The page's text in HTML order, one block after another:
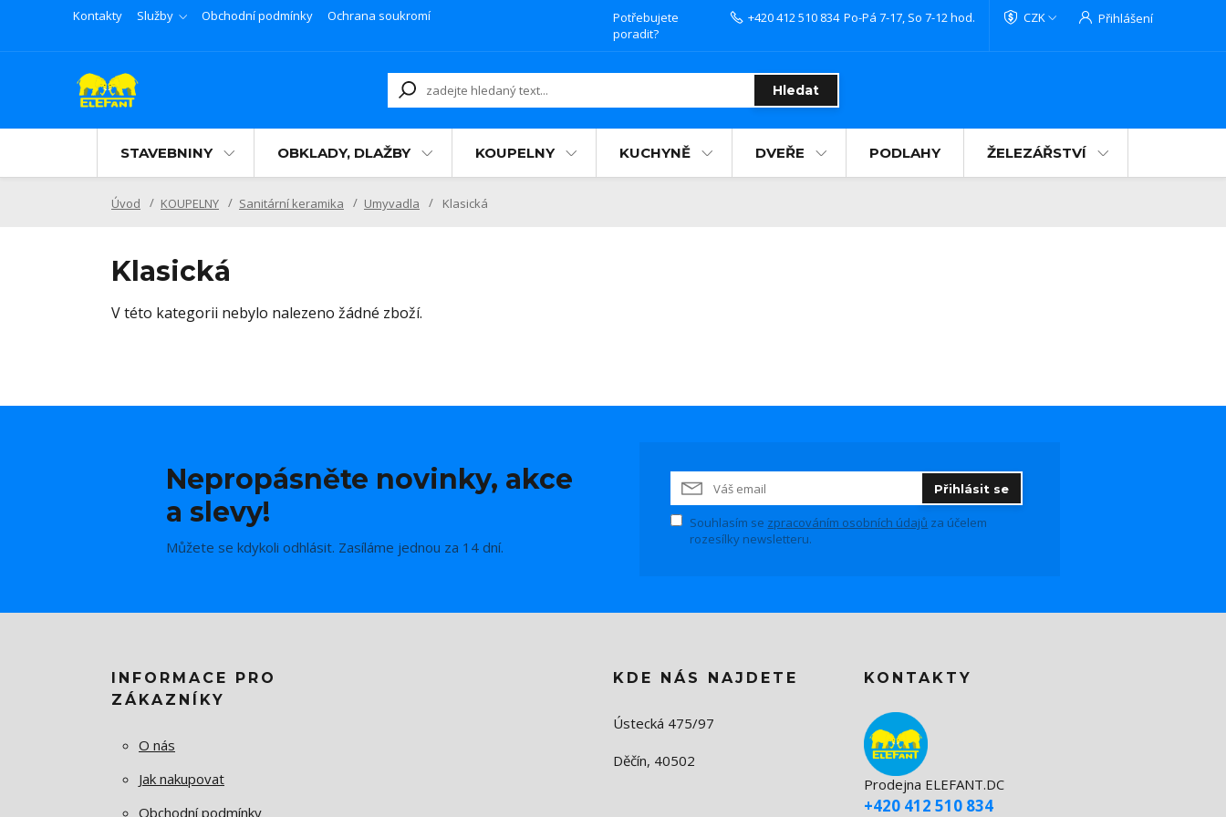
Kontakty Služby Obchodní podmínky Ochrana soukromí CZK Přihlášení
Hledat
Potřebujete
poradit?
+420 412 510 834 Po-Pá 7-17, So 7-12 hod.
STAVEBNINY OBKLADY, DLAŽBY KOUPELNY KUCHYNĚ DVEŘE PODLAHY ŽELEZÁŘSTVÍ
Úvod KOUPELNY Sanitární keramika Umyvadla Klasická
Klasická
V této kategorii nebylo nalezeno žádné zboží.
Nepropásněte novinky, akce
a slevy!
Můžete se kdykoli odhlásit. Zasíláme jednou za 14 dní.
Přihlásit se
Souhlasím se zpracováním osobních údajů za účelem
rozesílky newsletteru.
INFORMACE PRO
ZÁKAZNÍKY
O nás
Jak nakupovat
Obchodní podmínky
KDE NÁS NAJDETE
Ústecká 475/97
Děčín, 40502
KONTAKTY
Prodejna ELEFANT.DC
+420 412 510 834